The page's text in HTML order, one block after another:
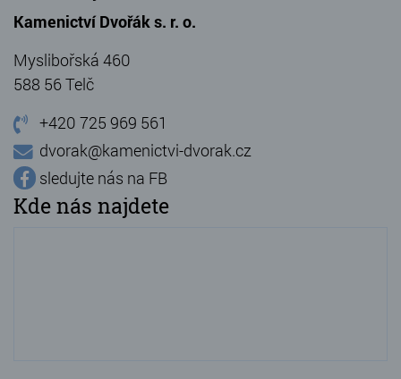
Kamenictví Dvořák s. r. o.
Myslibořská 460
588 56 Telč
+420 725 969 561
dvorak@kamenictvi-dvorak.cz
sledujte nás na FB
Kde nás najdete